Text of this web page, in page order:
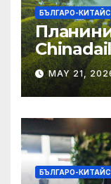
БЪЛГАРО-
MAY 21,
БЪЛГАРО-